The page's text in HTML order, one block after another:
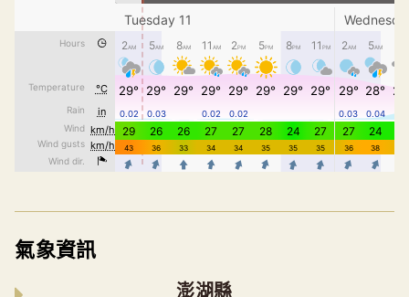
氣象資訊
澎湖縣